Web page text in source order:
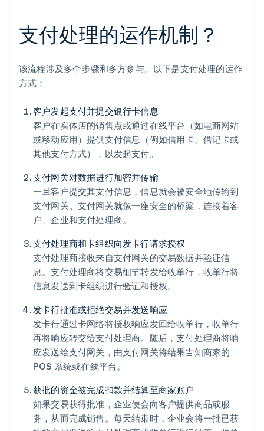
支付处理的运作机制？
该流程涉及多个步骤和多方参与。以下是支付处理的运作
方式：
客户发起支付并提交银行卡信息
客户在实体店的销售点或通过在线平台（如电商网站
或移动应用）提供支付信息（例如信用卡、借记卡或
其他支付方式），以发起支付。
支付网关对数据进行加密并传输
一旦客户提交其支付信息，信息就会被安全地传输到
支付网关。支付网关就像一座安全的桥梁，连接着客
户、企业和支付处理商。
支付处理商和卡组织向发卡行请求授权
支付处理商接收来自支付网关的交易数据并验证信
息。支付处理商将交易细节转发给收单行，收单行将
信息发送到卡组织进行验证和授权。
发卡行批准或拒绝交易并发送响应
发卡行通过卡网络将授权响应发回给收单行，收单行
再将响应转交给支付处理商。随后，支付处理商将响
应发送给支付网关，由支付网关将结果告知商家的
POS 系统或在线平台。
获批的资金被完成扣款并结算至商家账户
如果交易获得批准，企业便会向客户提供商品或服
务，从而完成销售。每天结束时，企业会将一批已获